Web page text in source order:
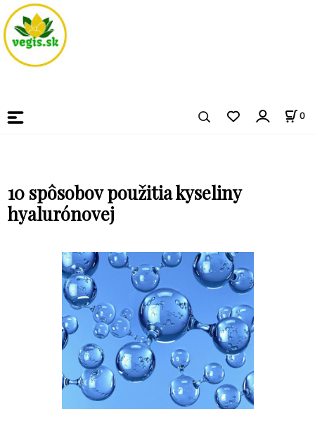
0
10 spôsobov použitia kyseliny
hyalurónovej